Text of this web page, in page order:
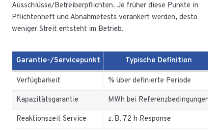
Ausschlüsse/Betreiberpflichten. Je früher diese Punkte in
Pflichtenheft und Abnahmetests verankert werden, desto
weniger Streit entsteht im Betrieb.
Garantie-/Servicepunkt Typische Definition
Verfügbarkeit % über definierte Periode
Kapazitätsgarantie MWh bei Referenzbedingungen
Reaktionszeit Service z. B. 72 h Response